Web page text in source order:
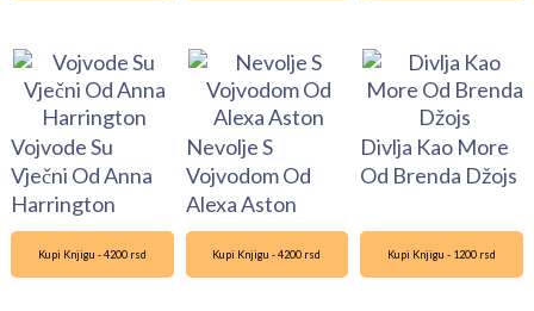
Vojvode Su
Vječni Od Anna
Harrington
Nevolje S
Vojvodom Od
Alexa Aston
Divlja Kao More
Od Brenda Džojs
Kupi Knjigu - 4200 rsd Kupi Knjigu - 4200 rsd Kupi Knjigu - 1200 rsd